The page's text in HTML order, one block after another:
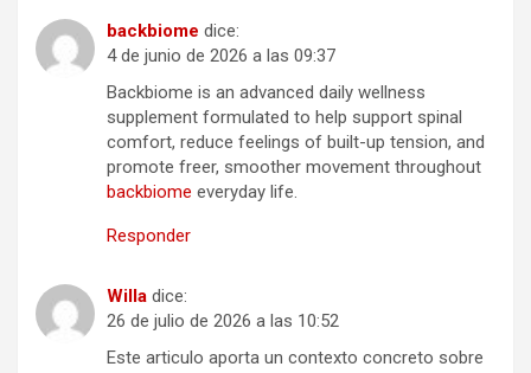
backbiome dice:
4 de junio de 2026 a las 09:37
Backbiome is an advanced daily wellness
supplement formulated to help support spinal
comfort, reduce feelings of built-up tension, and
promote freer, smoother movement throughout
backbiome everyday life.
Responder
Willa dice:
26 de julio de 2026 a las 10:52
Este articulo aporta un contexto concreto sobre